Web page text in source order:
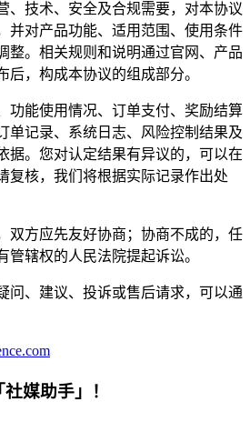
、技术、安全及合规需要，对本协议
并对产品功能、适用范围、使用条件
整。相关规则和说明通过官网、产品
后，构成本协议的组成部分。
功能使用情况、订单支付、奖励结算
单记录、系统日志、风险控制结果及
据。您对认定结果有异议的，可以在
复核，我们将根据实际记录作出处
双方应先友好协商；协商不成的，任
管辖权的人民法院提起诉讼。
问、建议、投诉或售后请求，可以通
媒助手」！